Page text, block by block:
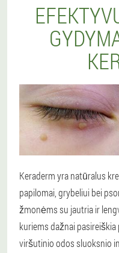
Keraderm yra natūralus
papilomai, grybeliui bei
žmonėms su jautria ir
kuriems dažnai
viršutinio odos sluoksnio